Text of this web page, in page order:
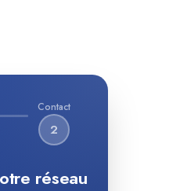
Contact
2
réseau